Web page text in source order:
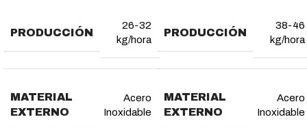
PRODUCCIÓN
26-32
kg/hora
MATERIAL
EXTERNO
Acero
Inoxidable
PRODUCCIÓN
38-46
kg/hora
MATERIAL
EXTERNO
Acero
Inoxidable